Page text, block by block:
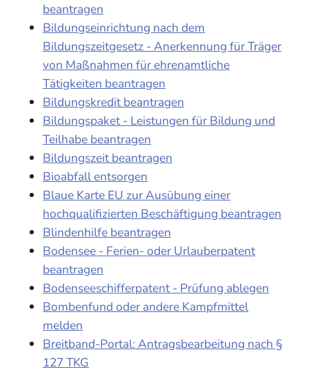
beantragen
Bildungseinrichtung nach dem
Bildungszeitgesetz - Anerkennung für Träger
von Maßnahmen für ehrenamtliche
Tätigkeiten beantragen
Bildungskredit beantragen
Bildungspaket - Leistungen für Bildung und
Teilhabe beantragen
Bildungszeit beantragen
Bioabfall entsorgen
Blaue Karte EU zur Ausübung einer
hochqualifizierten Beschäftigung beantragen
Blindenhilfe beantragen
Bodensee - Ferien- oder Urlauberpatent
beantragen
Bodenseeschifferpatent - Prüfung ablegen
Bombenfund oder andere Kampfmittel
melden
Breitband-Portal: Antragsbearbeitung nach §
127 TKG